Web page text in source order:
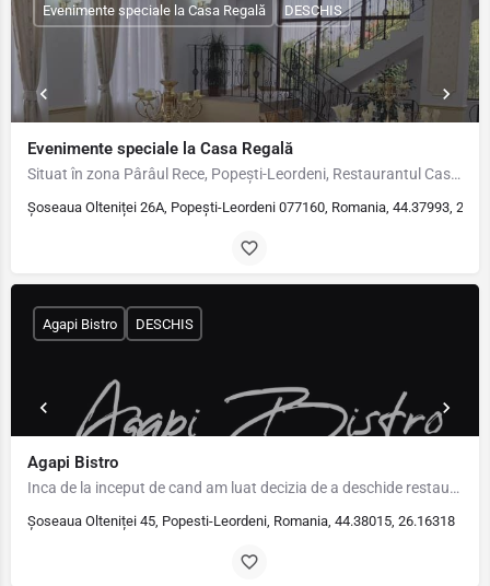
Evenimente speciale la Casa Regală
Situat în zona Pârâul Rece, Popești-Leordeni, Restaurantul Casa Regală reprezintă cadrul ideal pentru…
Șoseaua Olteniței 26A, Popești-Leordeni 077160, Romania, 44.37993,
Evenimente speciale la Casa Regală DESCHIS
Agapi Bistro
Inca de la inceput de cand am luat decizia de a deschide restaurant Popesti Leordeni, am pus pe primul loc…
Șoseaua Olteniței 45, Popesti-Leordeni, Romania, 44.38015, 26.16318
Agapi Bistro DESCHIS